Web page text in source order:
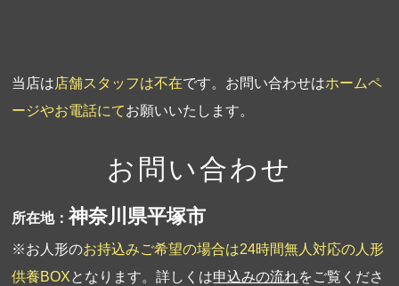
当店は店舗スタッフは不在です。お問い合わせはホームペ
ージやお電話にてお願いいたします。
お問い合わせ
所在地：神奈川県平塚市
※お人形のお持込みご希望の場合は24時間無人対応の人形
供養BOXとなります。詳しくは申込みの流れをご覧くださ